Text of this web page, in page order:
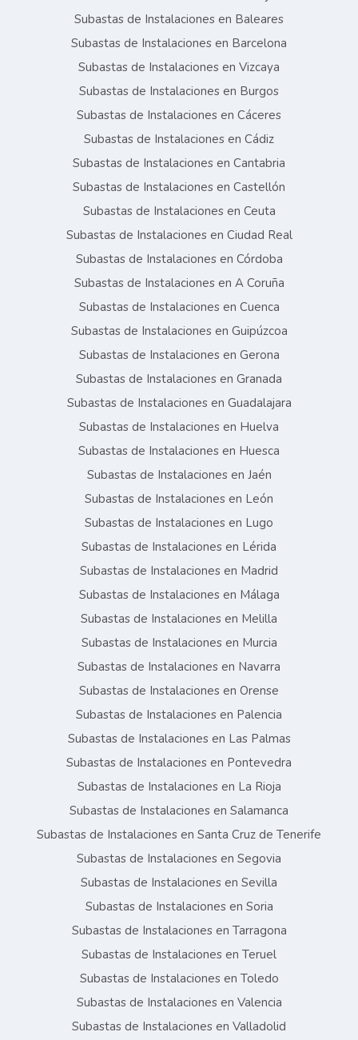
Subastas de Instalaciones en Baleares
Subastas de Instalaciones en Barcelona
Subastas de Instalaciones en Vizcaya
Subastas de Instalaciones en Burgos
Subastas de Instalaciones en Cáceres
Subastas de Instalaciones en Cádiz
Subastas de Instalaciones en Cantabria
Subastas de Instalaciones en Castellón
Subastas de Instalaciones en Ceuta
Subastas de Instalaciones en Ciudad Real
Subastas de Instalaciones en Córdoba
Subastas de Instalaciones en A Coruña
Subastas de Instalaciones en Cuenca
Subastas de Instalaciones en Guipúzcoa
Subastas de Instalaciones en Gerona
Subastas de Instalaciones en Granada
Subastas de Instalaciones en Guadalajara
Subastas de Instalaciones en Huelva
Subastas de Instalaciones en Huesca
Subastas de Instalaciones en Jaén
Subastas de Instalaciones en León
Subastas de Instalaciones en Lugo
Subastas de Instalaciones en Lérida
Subastas de Instalaciones en Madrid
Subastas de Instalaciones en Málaga
Subastas de Instalaciones en Melilla
Subastas de Instalaciones en Murcia
Subastas de Instalaciones en Navarra
Subastas de Instalaciones en Orense
Subastas de Instalaciones en Palencia
Subastas de Instalaciones en Las Palmas
Subastas de Instalaciones en Pontevedra
Subastas de Instalaciones en La Rioja
Subastas de Instalaciones en Salamanca
Subastas de Instalaciones en Santa Cruz de Tenerife
Subastas de Instalaciones en Segovia
Subastas de Instalaciones en Sevilla
Subastas de Instalaciones en Soria
Subastas de Instalaciones en Tarragona
Subastas de Instalaciones en Teruel
Subastas de Instalaciones en Toledo
Subastas de Instalaciones en Valencia
Subastas de Instalaciones en Valladolid